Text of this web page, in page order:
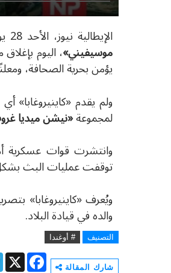
الإيطالية نيوز، الأحد 28 يونيو 2026 –
موسيفيني»، اليوم
يؤمن بحرية الصحافة،
ولم يقدم«كاينيروغابا»أي
لمجموعة«نيشن ميديا
وانتشرت قوات عسكرية
توقفت عمليات البث
ويُعرف«كاينيروغابا»
والده في قيادة البلاد.
التصنيف # أوغندا
شارك المقالة
X
F
a